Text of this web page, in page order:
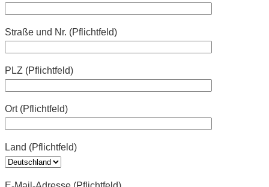
Straße und Nr. (Pflichtfeld)
PLZ (Pflichtfeld)
Ort (Pflichtfeld)
Land (Pflichtfeld)